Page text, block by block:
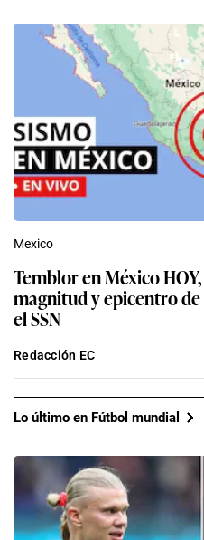
Mexico
Temblor en México
magnitud y epicentro
el SSN
Redacción EC
Lo último en Fútbol mundial